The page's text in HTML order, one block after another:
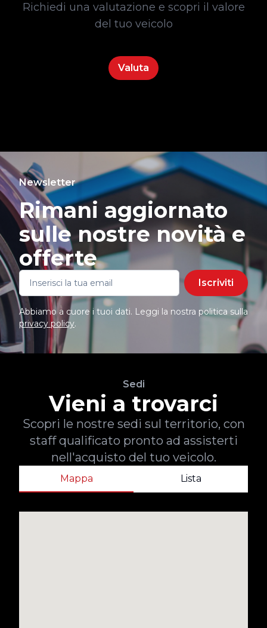
Richiedi una valutazione e scopri il valore
del tuo veicolo
Valuta
Newsletter
Rimani aggiornato
sulle nostre novità e
offerte
Iscriviti
Abbiamo a cuore i tuoi dati. Leggi la nostra politica sulla
privacy policy.
Sedi
Vieni a trovarci
Scopri le nostre sedi sul territorio, con
staff qualificato pronto ad assisterti
nell'acquisto del tuo veicolo.
Mappa Lista